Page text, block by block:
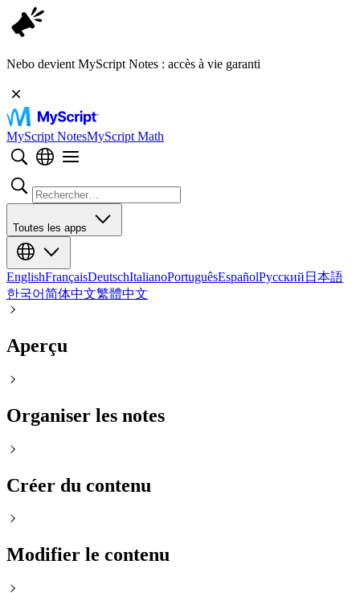
Nebo devient MyScript Notes : accès à vie garanti
MyScript NotesMyScript Math
Toutes les apps
EnglishFrançaisDeutschItalianoPortuguêsEspañolРусский 日本語
한국어简体中文繁體中文
Aperçu
Organiser les notes
Créer du contenu
Modifier le contenu